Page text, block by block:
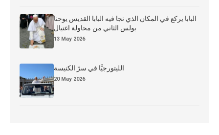
البابا يركع في المكان الذي نجا فيه البابا القديس يوحنا
بولس الثاني من محاولة اغتيال
13 May 2026
الليتورجيَّا في سرّ الكنيسة
20 May 2026